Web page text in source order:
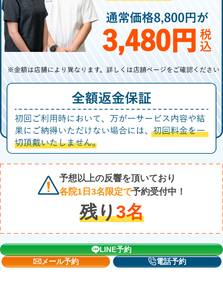
予想以上の反響を頂いており
各院1日3名限定で予約受付中！
残り3名
LINE予約
メール予約
電話予約